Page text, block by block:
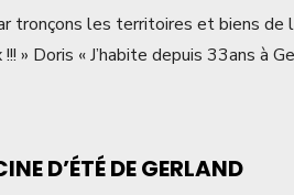
tronçons les territoires et biens de
» Doris « J’habite depuis 33ans à
D’ÉTÉ DE GERLAND